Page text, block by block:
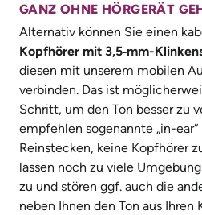
GANZ OHNE HÖRGERÄT
Alternativ können Sie einen
Kopfhörer mit 3,5‑mm-
diesen mit unserem mobilen
verbinden. Das ist
Schritt, um den Ton besser zu
empfehlen sogenannte „in-
Reinstecken, keine Kopfhörer
lassen noch zu viele
zu und stören ggf. auch die
neben Ihnen den Ton aus